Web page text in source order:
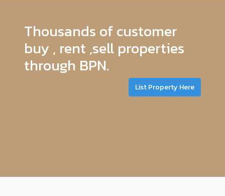
Thousands of customer
buy , rent ,sell properties
through BPN.
List Property Here